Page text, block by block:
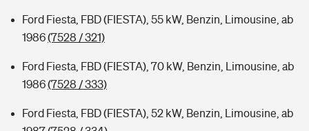
Ford Fiesta, FBD (FIESTA), 55 kW, Benzin, Limousine, ab
1986(7528 / 321)
Ford Fiesta, FBD (FIESTA), 70 kW, Benzin, Limousine, ab
1986(7528 / 333)
Ford Fiesta, FBD (FIESTA), 52 kW, Benzin, Limousine, ab